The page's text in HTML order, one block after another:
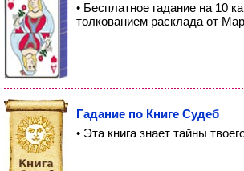
• Бесплатное гадание на 10
толкованием расклада от
Гадание по Книге Судеб
• Эта книга знает тайны